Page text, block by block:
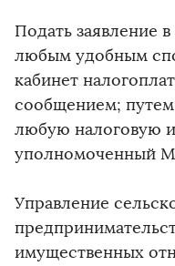
Подать заявление
любым удобным
кабинет
сообщением;
любую налоговую
уполномоченный
Управление
имущественных